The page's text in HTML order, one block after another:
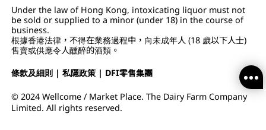
Under the law of Hong Kong, intoxicating liquor must not
be sold or supplied to a minor (under 18) in the course of
business.
根據香港法律，不得在業務過程中，向未成年人 (18 歲以下人士)
售賣或供應令人醺醉的酒類。
條款及細則 |私隱政策 | DFI零售集團
© 2024 Wellcome / Market Place. The Dairy Farm Company
Limited. All rights reserved.